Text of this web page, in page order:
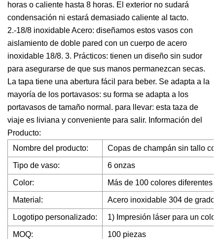
horas o caliente hasta 8 horas. El exterior no sudará
condensación ni estará demasiado caliente al tacto.
2.-18/8 inoxidable Acero: diseñamos estos vasos con
aislamiento de doble pared con un cuerpo de acero
inoxidable 18/8. 3. Prácticos: tienen un diseño sin sudor
para asegurarse de que sus manos permanezcan secas.
La tapa tiene una abertura fácil para beber. Se adapta a la
mayoría de los portavasos: su forma se adapta a los
portavasos de tamaño normal. para llevar: esta taza de
viaje es liviana y conveniente para salir. Información del
Producto:
Nombre del producto:
Copas de champán sin tallo
Tipo de vaso: 6 onzas
Color: Más de 100 colores diferentes
Material: Acero inoxidable 304 de grado
Logotipo personalizado: 1) Impresión láser para un
MOQ: 100 piezas